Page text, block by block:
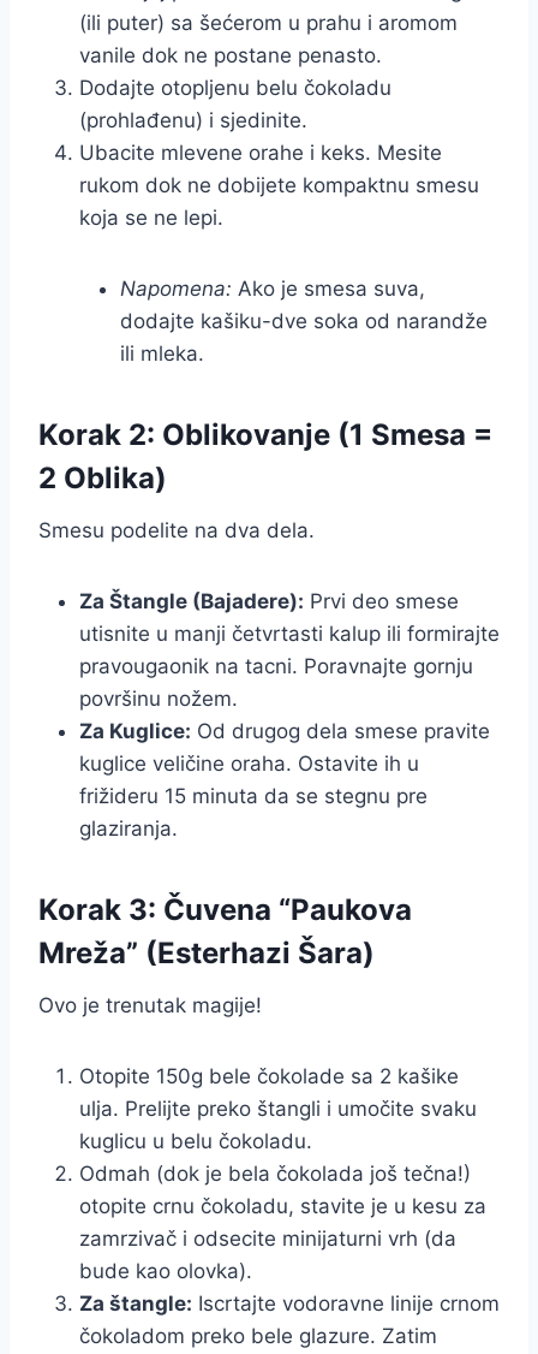
(ili puter) sa šećerom u prahu i aromom
vanile dok ne postane penasto.
Dodajte otopljenu belu čokoladu
(prohlađenu) i sjedinite.
Ubacite mlevene orahe i keks. Mesite
rukom dok ne dobijete kompaktnu smesu
koja se ne lepi.
Napomena: Ako je smesa suva,
dodajte kašiku-dve soka od narandže
ili mleka.
Korak 2: Oblikovanje (1 Smesa =
2 Oblika)
Smesu podelite na dva dela.
Za Štangle (Bajadere): Prvi deo smese
utisnite u manji četvrtasti kalup ili formirajte
pravougaonik na tacni. Poravnajte gornju
površinu nožem.
Za Kuglice: Od drugog dela smese pravite
kuglice veličine oraha. Ostavite ih u
frižideru 15 minuta da se stegnu pre
glaziranja.
Korak 3: Čuvena “Paukova
Mreža” (Esterhazi Šara)
Ovo je trenutak magije!
Otopite 150g bele čokolade sa 2 kašike
ulja. Prelijte preko štangli i umočite svaku
kuglicu u belu čokoladu.
Odmah (dok je bela čokolada još tečna!)
otopite crnu čokoladu, stavite je u kesu za
zamrzivač i odsecite minijaturni vrh (da
bude kao olovka).
Za štangle: Iscrtajte vodoravne linije crnom
čokoladom preko bele glazure. Zatim